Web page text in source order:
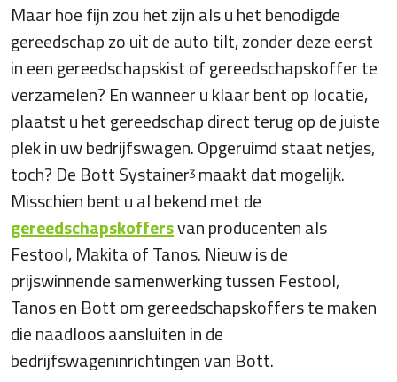
Maar hoe fijn zou het zijn als u het benodigde
gereedschap zo uit de auto tilt, zonder deze eerst
in een gereedschapskist of gereedschapskoffer te
verzamelen? En wanneer u klaar bent op locatie,
plaatst u het gereedschap direct terug op de juiste
plek in uw bedrijfswagen. Opgeruimd staat netjes,
toch? De Bott Systainerᶾ maakt dat mogelijk.
Misschien bent u al bekend met de
gereedschapskoffersvan producenten als
Festool, Makita of Tanos. Nieuw is de
prijswinnende samenwerking tussen Festool,
Tanos en Bott om gereedschapskoffers te maken
die naadloos aansluiten in de
bedrijfswageninrichtingen van Bott.